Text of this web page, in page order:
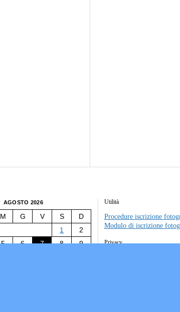
AGOSTO 2026
M G V S
D
1
2
5 6 7 8
9
Utilità
Procedure iscrizione
Modulo di iscrizione
Privacy